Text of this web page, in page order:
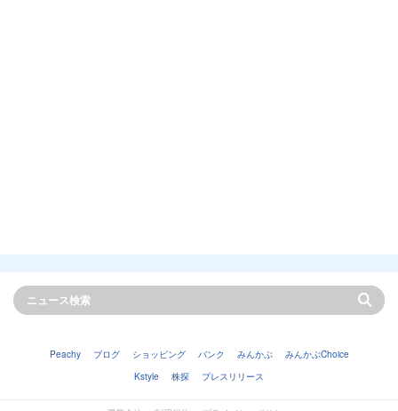
Peachy ブログ ショッピング バンク みんかぶ
みんかぶChoice
Kstyle
株探 プレスリリース